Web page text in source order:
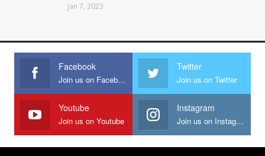
Jan 7, 2023
Facebook
Join us on Facebook
Twitter
Join us on Twitter
Youtube
Join us on Youtube
Instagram
Join us on Instagram